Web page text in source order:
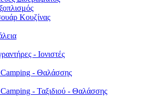
Κουζίνας
- Ιονιστές
Camping - Θαλάσσης
- Ταξιδιού - Θαλάσσης